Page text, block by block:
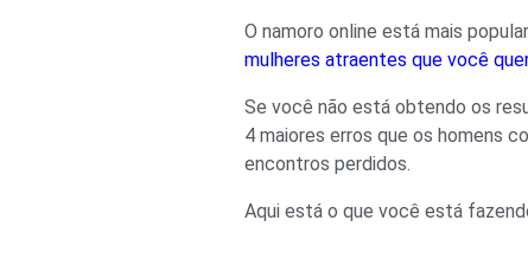
O namoro online está mais
mulheres atraentes que você
Se você não está obtendo os
4 maiores erros que os homens
encontros perdidos.
Aqui está o que você está